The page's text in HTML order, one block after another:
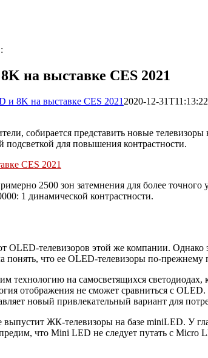
на выставке CES 2021
8K на выставке CES 2021 2020-12-
собирается представить новые
для повышения контрастности.
2500 зон затемнения для более
1 динамической контрастности.
OLED-телевизоров этой же компании.
понять, что ее OLED-телевизоры по-
на самосветящихся
отображения не сможет сравниться с
новый привлекательный вариант для
выпустит ЖК-телевизоры на базе miniLED. У
что Mini LED не следует путать с